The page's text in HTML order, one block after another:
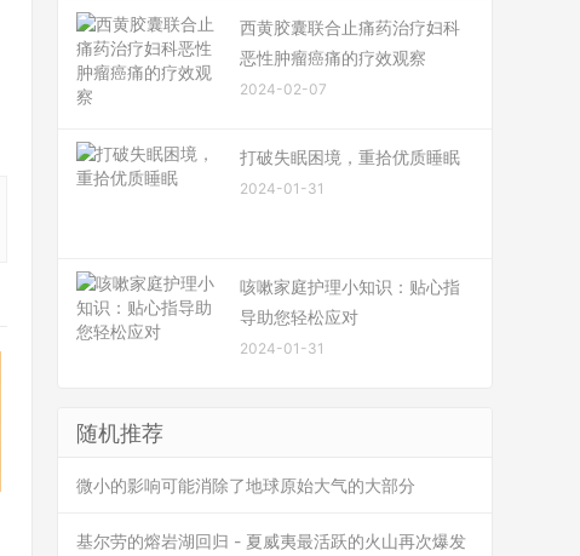
西黄胶囊联合止痛药治疗妇科
恶性肿瘤癌痛的疗效观察
2024-02-07
打破失眠困境，重拾优质睡眠
2024-01-31
咳嗽家庭护理小知识：贴心指
导助您轻松应对
2024-01-31
随机推荐
微小的影响可能消除了地球原始大气的大部分
基尔劳的熔岩湖回归 - 夏威夷最活跃的火山再次爆发